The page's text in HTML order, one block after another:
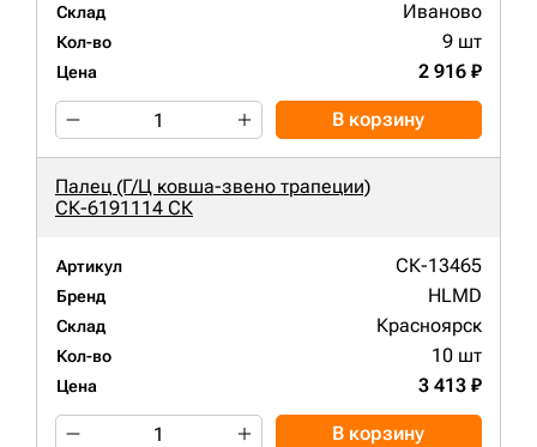
Склад Иваново
Кол-во 9 шт
Цена 2 916 ₽
В корзину
Палец (Г/Ц ковша-звено трапеции)
СК-6191114 СК
Артикул СК-13465
Бренд HLMD
Склад Красноярск
Кол-во 10 шт
Цена 3 413 ₽
В корзину